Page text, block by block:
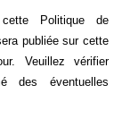
Politique de
publiée sur cette
Veuillez vérifier
des éventuelles